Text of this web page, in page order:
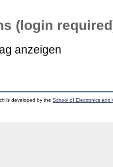
(login
anzeigen
is developed by theSchool of Electronics and